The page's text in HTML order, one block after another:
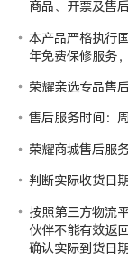
商品、开票及售
本产品严格执行
年免费保修服务
荣耀亲选专品售
售后服务时间：
荣耀商城售后服
判断实际收货日期
按照第三方物流
伙伴不能有效返
确认实际到货日期